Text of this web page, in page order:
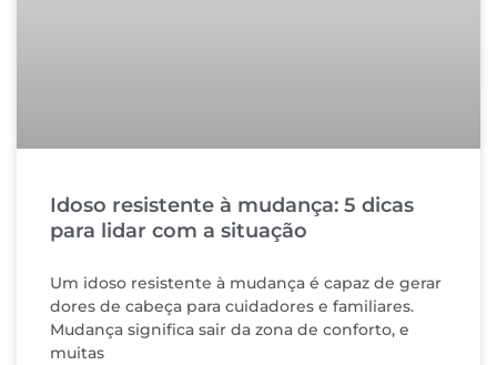
Idoso resistente à mudança: 5 dicas
para lidar com a situação
Um idoso resistente à mudança é capaz de gerar
dores de cabeça para cuidadores e familiares.
Mudança significa sair da zona de conforto, e
muitas